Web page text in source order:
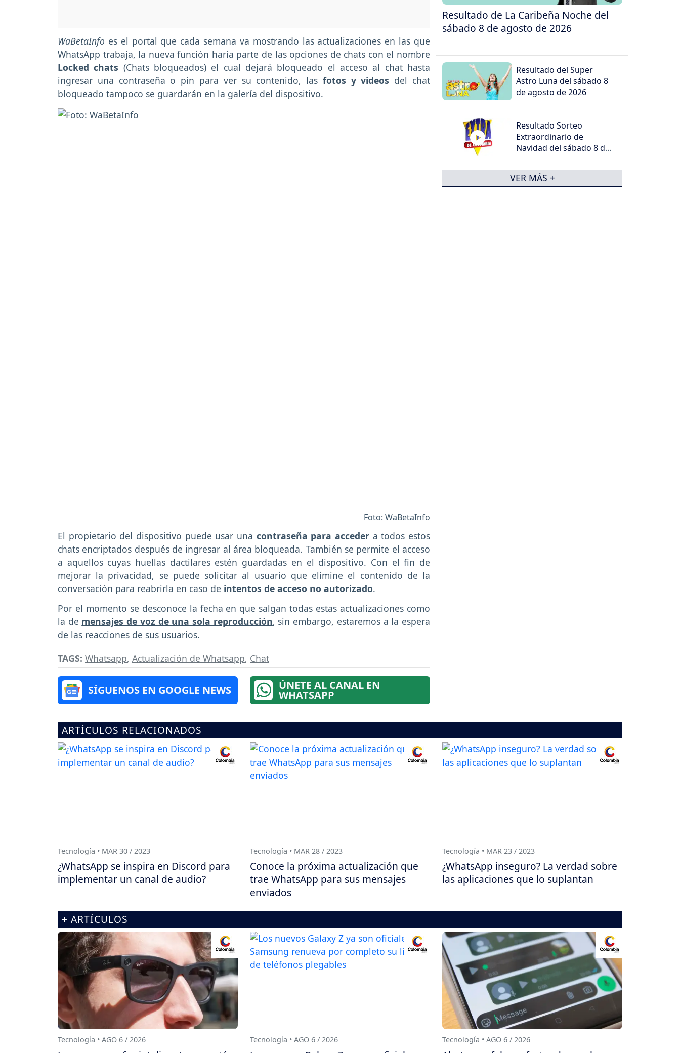
WaBetaInfo es el portal que cada semana va mostrando las actualizaciones en las que
WhatsApp trabaja, la nueva función haría parte de las opciones de chats con el nombre
Locked chats (Chats bloqueados) el cual dejará bloqueado el acceso al chat hasta
ingresar una contraseña o pin para ver su contenido, las fotos y videos del chat
bloqueado tampoco se guardarán en la galería del dispositivo.
Foto: WaBetaInfo
El propietario del dispositivo puede usar una contraseña para acceder a todos estos
chats encriptados después de ingresar al área bloqueada. También se permite el acceso
a aquellos cuyas huellas dactilares estén guardadas en el dispositivo. Con el fin de
mejorar la privacidad, se puede solicitar al usuario que elimine el contenido de la
conversación para reabrirla en caso de intentos de acceso no autorizado.
Por el momento se desconoce la fecha en que salgan todas estas actualizaciones como
la de mensajes de voz de una sola reproducción, sin embargo, estaremos a la espera
de las reacciones de sus usuarios.
TAGS: Whatsapp, Actualización de Whatsapp, Chat
SÍGUENOS EN GOOGLE NEWS ÚNETE AL CANAL EN
WHATSAPP
Resultado de La Caribeña Noche del
sábado 8 de agosto de 2026
Resultado del Super
Astro Luna del sábado 8
de agosto de 2026
Resultado Sorteo
Extraordinario de
Navidad del sábado 8 de
VER MÁS +
ARTÍCULOS RELACIONADOS
Tecnología • MAR 30 / 2023
¿WhatsApp se inspira en Discord para
implementar un canal de audio?
Tecnología • MAR 28 / 2023
Conoce la próxima actualización que
trae WhatsApp para sus mensajes
enviados
Tecnología • MAR 23 / 2023
¿WhatsApp inseguro? La verdad sobre
las aplicaciones que lo suplantan
+ ARTÍCULOS
Tecnología • AGO 6 / 2026 Tecnología • AGO 6 / 2026 Tecnología • AGO 6 / 2026